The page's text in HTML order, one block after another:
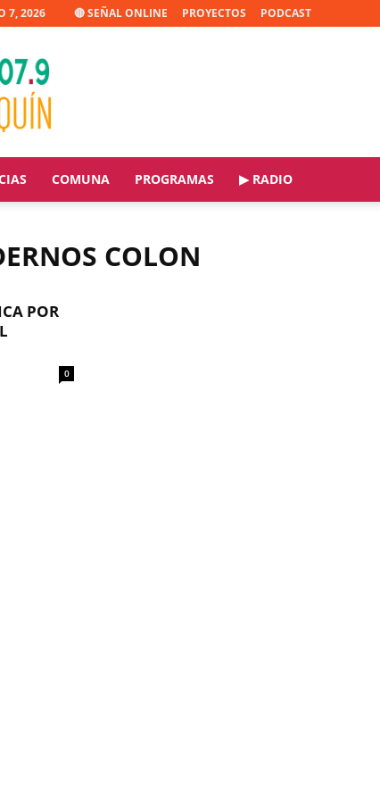
7, 2026 🔴 SEÑAL ONLINE PROYECTOS PODCAST
COMUNA PROGRAMAS ▶ RADIO
COLON
POR
0